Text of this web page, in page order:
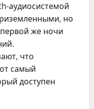
аудиосистемой
но
первой же ночи
что
самый
доступен